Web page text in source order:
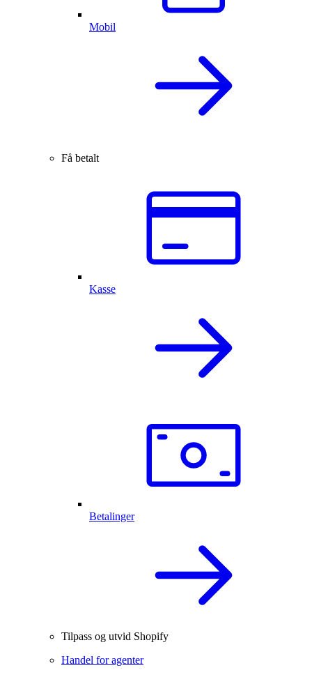
Mobil
Få betalt
Kasse
Betalinger
Tilpass og utvid Shopify
Handel for agenter